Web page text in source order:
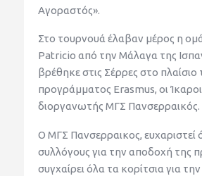
Αγοραστός».
Στο τουρνουά έλαβαν μέρος η
Patricio από την Μάλαγα της
βρέθηκε στις Σέρρες στο πλαίσιο
προγράμματος Erasmus, οι
διοργανωτής ΜΓΣ Πανσερραικός.
Ο ΜΓΣ Πανσερραικος, ευχαριστεί
συλλόγους για την αποδοχή της
συγχαίρει όλα τα κορίτσια για